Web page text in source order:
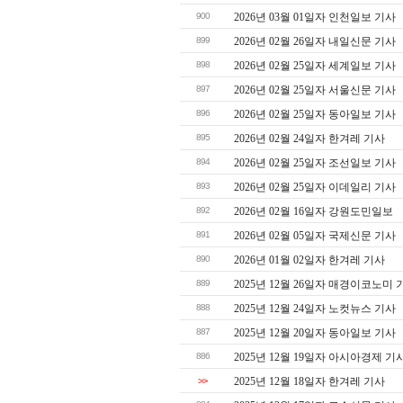
900 2026년 03월 01일자 인천일보 기사
899 2026년 02월 26일자 내일신문 기사
898 2026년 02월 25일자 세계일보 기사
897 2026년 02월 25일자 서울신문 기사
896 2026년 02월 25일자 동아일보 기사
895 2026년 02월 24일자 한겨레 기사
894 2026년 02월 25일자 조선일보 기사
893 2026년 02월 25일자 이데일리 기사
892 2026년 02월 16일자 강원도민일보
891 2026년 02월 05일자 국제신문 기사
890 2026년 01월 02일자 한겨레 기사
889 2025년 12월 26일자 매경이코노미
888 2025년 12월 24일자 노컷뉴스 기사
887 2025년 12월 20일자 동아일보 기사
886 2025년 12월 19일자 아시아경제 기
>> 2025년 12월 18일자 한겨레 기사